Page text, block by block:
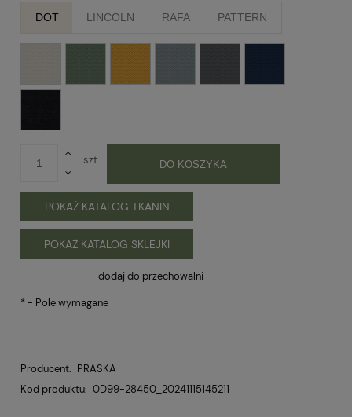
DOT LINCOLN RAFA PATTERN
szt. DO KOSZYKA
POKAŻ KATALOG TKANIN
POKAŻ KATALOG SKLEJKI
dodaj do przechowalni
*- Pole wymagane
Producent: PRASKA
Kod produktu: 0D99-28450_20241115145211